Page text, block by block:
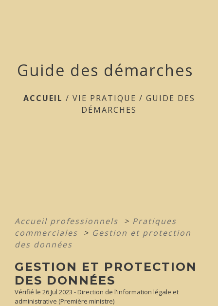
Guide des démarches
ACCUEIL / VIE PRATIQUE / GUIDE DES
DÉMARCHES
Accueil professionnels > Pratiques
commerciales
> Gestion et protection
des données
GESTION ET PROTECTION
DES DONNÉES
Vérifié le 26 Jul 2023 - Direction de l'information légale et
administrative (Première ministre)